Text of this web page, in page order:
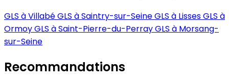
GLS à VillabéGLS à Saintry-sur-SeineGLS à LissesGLS à
OrmoyGLS à Saint-Pierre-du-PerrayGLS à Morsang-
sur-Seine
Recommandations